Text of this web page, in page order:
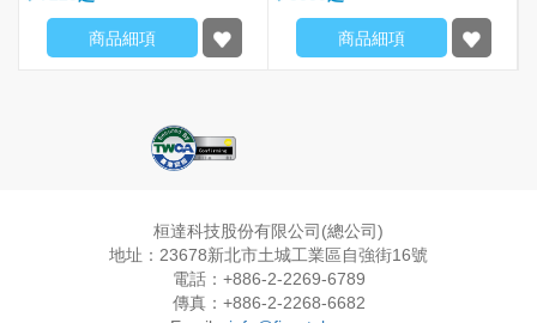
商品細項 商品細項
桓達科技股份有限公司(總公司)
地址：23678新北市土城工業區自強街16號
電話：+886-2-2269-6789
傳真：+886-2-2268-6682